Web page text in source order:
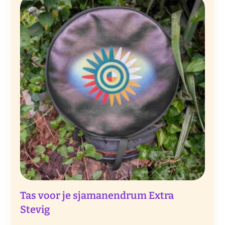
hasta
€ 70,00
Tas voor je sjamanendrum Extra
Stevig